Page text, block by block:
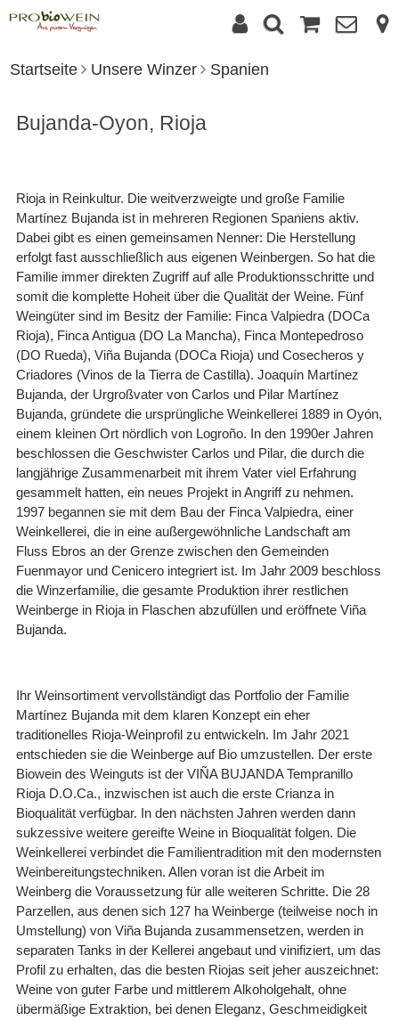
Startseite Unsere Winzer Spanien
Bujanda-Oyon, Rioja
Rioja in Reinkultur. Die weitverzweigte und große Familie
Martínez Bujanda ist in mehreren Regionen Spaniens aktiv.
Dabei gibt es einen gemeinsamen Nenner: Die Herstellung
erfolgt fast ausschließlich aus eigenen Weinbergen. So hat die
Familie immer direkten Zugriff auf alle Produktionsschritte und
somit die komplette Hoheit über die Qualität der Weine. Fünf
Weingüter sind im Besitz der Familie: Finca Valpiedra (DOCa
Rioja), Finca Antigua (DO La Mancha), Finca Montepedroso
(DO Rueda), Viña Bujanda (DOCa Rioja) und Cosecheros y
Criadores (Vinos de la Tierra de Castilla). Joaquín Martínez
Bujanda, der Urgroßvater von Carlos und Pilar Martínez
Bujanda, gründete die ursprüngliche Weinkellerei 1889 in Oyón,
einem kleinen Ort nördlich von Logroño. In den 1990er Jahren
beschlossen die Geschwister Carlos und Pilar, die durch die
langjährige Zusammenarbeit mit ihrem Vater viel Erfahrung
gesammelt hatten, ein neues Projekt in Angriff zu nehmen.
1997 begannen sie mit dem Bau der Finca Valpiedra, einer
Weinkellerei, die in eine außergewöhnliche Landschaft am
Fluss Ebros an der Grenze zwischen den Gemeinden
Fuenmayor und Cenicero integriert ist. Im Jahr 2009 beschloss
die Winzerfamilie, die gesamte Produktion ihrer restlichen
Weinberge in Rioja in Flaschen abzufüllen und eröffnete Viña
Bujanda.
Ihr Weinsortiment vervollständigt das Portfolio der Familie
Martínez Bujanda mit dem klaren Konzept ein eher
traditionelles Rioja-Weinprofil zu entwickeln. Im Jahr 2021
entschieden sie die Weinberge auf Bio umzustellen. Der erste
Biowein des Weinguts ist der VIÑA BUJANDA Tempranillo
Rioja D.O.Ca., inzwischen ist auch die erste Crianza in
Bioqualität verfügbar. In den nächsten Jahren werden dann
sukzessive weitere gereifte Weine in Bioqualität folgen. Die
Weinkellerei verbindet die Familientradition mit den modernsten
Weinbereitungstechniken. Allen voran ist die Arbeit im
Weinberg die Voraussetzung für alle weiteren Schritte. Die 28
Parzellen, aus denen sich 127 ha Weinberge (teilweise noch in
Umstellung) von Viña Bujanda zusammensetzen, werden in
separaten Tanks in der Kellerei angebaut und vinifiziert, um das
Profil zu erhalten, das die besten Riojas seit jeher auszeichnet:
Weine von guter Farbe und mittlerem Alkoholgehalt, ohne
übermäßige Extraktion, bei denen Eleganz, Geschmeidigkeit